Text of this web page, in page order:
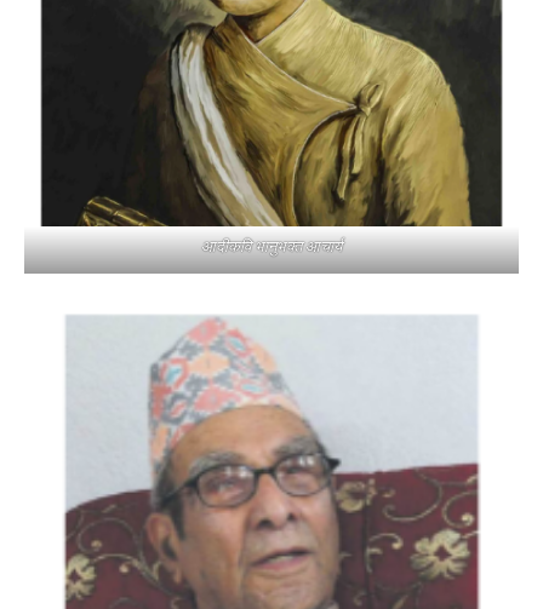
आदीकवि भानुभक्त आचार्य